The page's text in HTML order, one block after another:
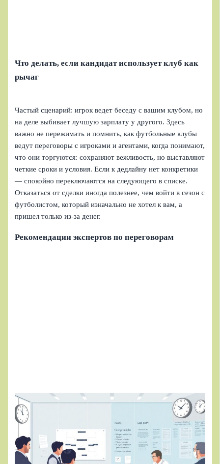
Что делать, если кандидат использует клуб как
рычаг
Частый сценарий: игрок ведет беседу с вашим клубом, но
на деле выбивает лучшую зарплату у другого. Здесь
важно не пережимать и помнить, как футбольные клубы
ведут переговоры с игроками и агентами, когда понимают,
что они торгуются: сохраняют вежливость, но выставляют
четкие сроки и условия. Если к дедлайну нет конкретики
— спокойно переключаются на следующего в списке.
Отказаться от сделки иногда полезнее, чем войти в сезон с
футболистом, который изначально не хотел к вам, а
пришел только из-за денег.
Рекомендации экспертов по переговорам